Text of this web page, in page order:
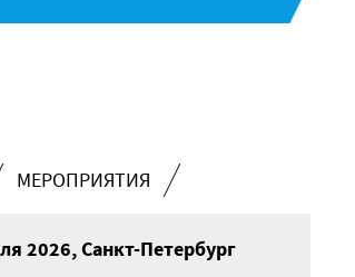
МЕРОПРИЯТИЯ
2026, Санкт-Петербург